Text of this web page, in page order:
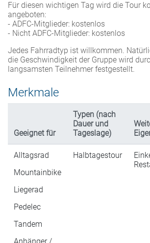
Für diesen wichtigen Tag wird die Tour
angeboten:
- ADFC-Mitglieder: kostenlos
- Nicht ADFC-Mitglieder: kostenlos
Jedes Fahrradtyp ist willkommen.
die Geschwindigkeit der Gruppe wird
langsamsten Teilnehmer festgestellt.
Merkmale
Geeignet für
Typen (nach
Dauer und
Tageslage)
Alltagsrad
Mountainbike
Liegerad
Pedelec
Tandem
Halbtagestour